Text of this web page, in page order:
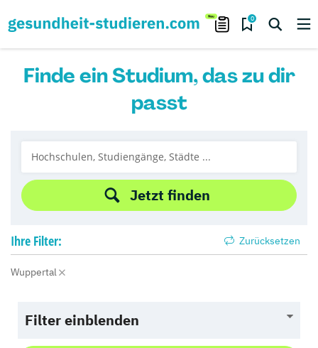
0
Finde ein Studium, das zu dir
passt
Jetzt finden
Ihre Filter: Zurücksetzen
Wuppertal
Filter einblenden